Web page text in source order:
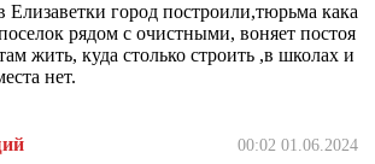
Елизаветки город построили,тюрьма кака
рядом с очистными, воняет постоя
жить, куда столько строить ,в школах и
нет.
00:02 01.06.2024